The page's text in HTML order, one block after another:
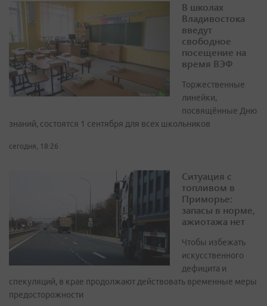
В школах
Владивостока
введут
свободное
посещение на
время ВЭФ
Торжественные
линейки,
посвящённые Дню
знаний, состоятся 1 сентября для всех школьников
сегодня, 18:26
Ситуация с
топливом в
Приморье:
запасы в норме,
ажиотажа нет
Чтобы избежать
искусственного
дефицита и
спекуляций, в крае продолжают действовать временные меры
предосторожности